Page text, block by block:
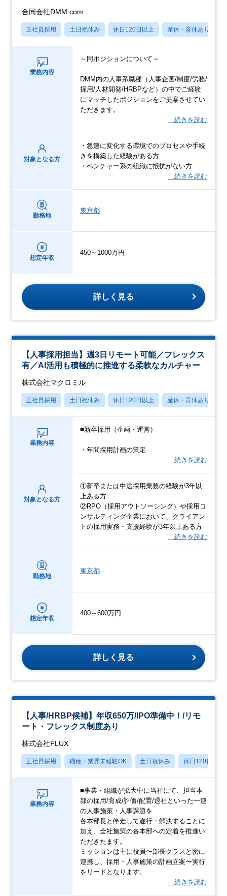
合同会社DMM.com
正社員採用 土日祝休み 休日120日以上 産休・育休あり
業務内容
～同ポジションについて～
DMM内の人事系職種（人事企画/制度/労務/
採用/人材開発/HRBPなど）の中でご経験
にマッチしたポジションをご提案させてい
ただきます。
…続きを読む
対象となる方
・急速に変化する環境でのプロセスや手続
きを構築した経験がある方
・ベンチャー系の組織に抵抗がない方
…続きを読む
勤務地
東京都
想定年収
450～1000万円
詳しく見る
【人事採用担当】週3日リモート可能／フレックス
有／AI活用も積極的に推進する柔軟なカルチャー
株式会社マクロミル
正社員採用 土日祝休み 休日120日以上 産休・育休あり
業務内容
■新卒採用（企画・運営）
・年間採用計画の策定
…続きを読む
対象となる方
①新卒または中途採用業務の経験が3年以
上ある方
②RPO（採用アウトソーシング）や採用コ
ンサルティング企業において、クライアン
トの採用実務・支援経験が3年以上ある方
…続きを読む
勤務地
東京都
想定年収
400～600万円
詳しく見る
【人事/HRBP候補】年収650万/IPO準備中！/リモ
ート・フレックス制度あり
株式会社FLUX
正社員採用 職種・業界未経験OK 土日祝休み 休日120日以上
業務内容
■事業・組織が拡大中に当社にて、担当本
部の採用/育成/評価/配置/退社といった一連
の人事施策・人事課題を
各本部長と伴走して遂行・解決することに
加え、全社施策の各本部への定着を推進い
ただきたます。
ミッションは主に役員〜部長クラスと密に
連携し、採用・人事施策の計画立案〜実行
をリードとなります。
…続きを読む